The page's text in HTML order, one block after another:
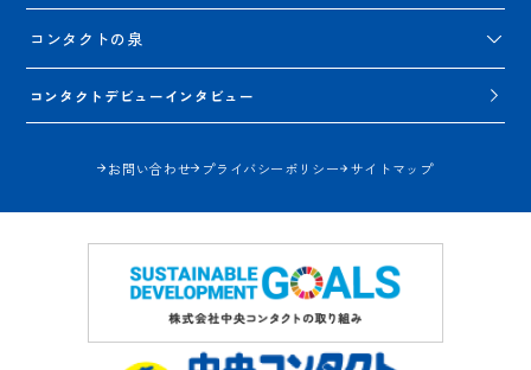
コンタクトの泉
コンタクトデビューインタビュー
お問い合わせ プライバシーポリシー サイトマップ